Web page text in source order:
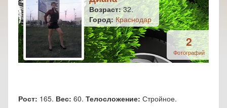
Возраст:32.
Город: Краснодар
2
Фотографий
Рост: 165. Вес: 60. Телосложение: Стройное.